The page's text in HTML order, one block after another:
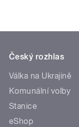
Český rozhlas
Válka na Ukrajině
Komunální volby
Stanice
eShop